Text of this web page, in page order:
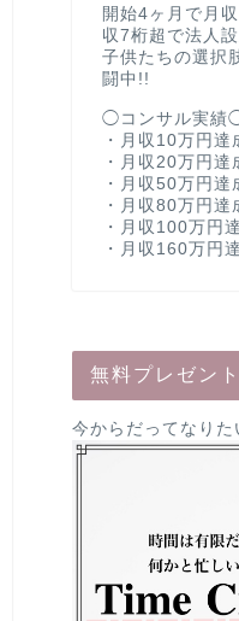
開始4ヶ月で月
収7桁超で法人設
子供たちの選択
闘中!!
◯コンサル実績
・月収10万円達
・月収20万円達
・月収50万円達
・月収80万円達
・月収100万円
・月収160万円
無料プレゼン
今からだってなりた